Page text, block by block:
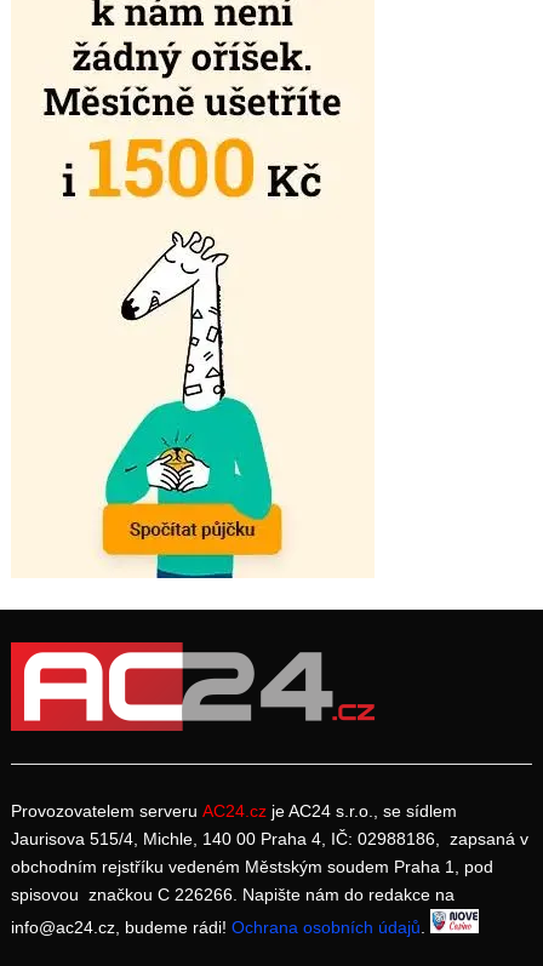
Provozovatelem serveru AC24.cz je AC24 s.r.o., se sídlem
Jaurisova 515/4, Michle, 140 00 Praha 4, IČ: 02988186, zapsaná v
obchodním rejstříku vedeném Městským soudem Praha 1, pod
spisovou značkou C 226266. Napište nám do redakce na
info@ac24.cz, budeme rádi! Ochrana osobních údajů